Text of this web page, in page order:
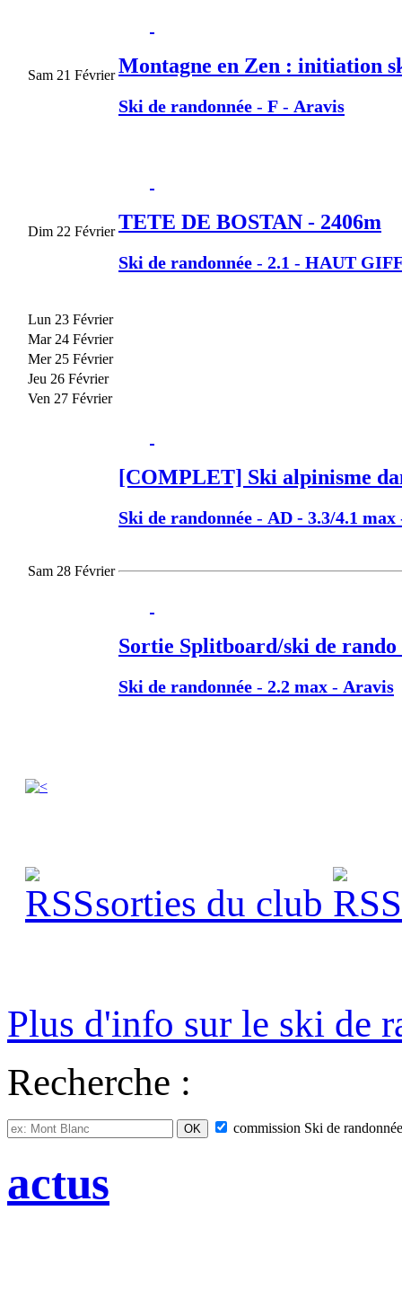
Sam 21 Février Montagne en Zen : initiation
Ski de randonnée - F - Aravis
Dim 22 Février TETE DE BOSTAN - 2406m
Ski de randonnée - 2.1 - HAUT
Lun 23 Février
Mar 24 Février
Mer 25 Février
Jeu 26 Février
Ven 27 Février
Sam 28 Février
[COMPLET] Ski alpinisme
Ski de randonnée - AD - 3.3/4.1 max
Sortie Splitboard/ski de rando
Ski de randonnée - 2.2 max - Aravis
sorties du club
Plus d'info sur le ski de
Recherche :
commission Ski de randonnée
actus